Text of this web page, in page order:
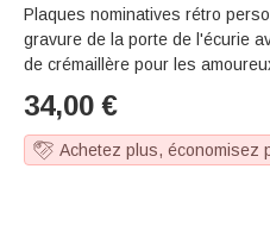
Plaques nominatives rétro
gravure de la porte de l'écurie
de crémaillère pour les
34,00 €
Achetez plus, économisez